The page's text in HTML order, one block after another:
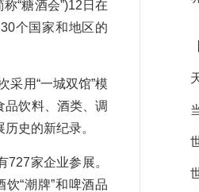
“糖酒会”)12日在
个国家和地区的
用“一城双馆”模
饮料、酒类、调
史的新纪录。
家企业参展。
“潮牌”和啤酒品